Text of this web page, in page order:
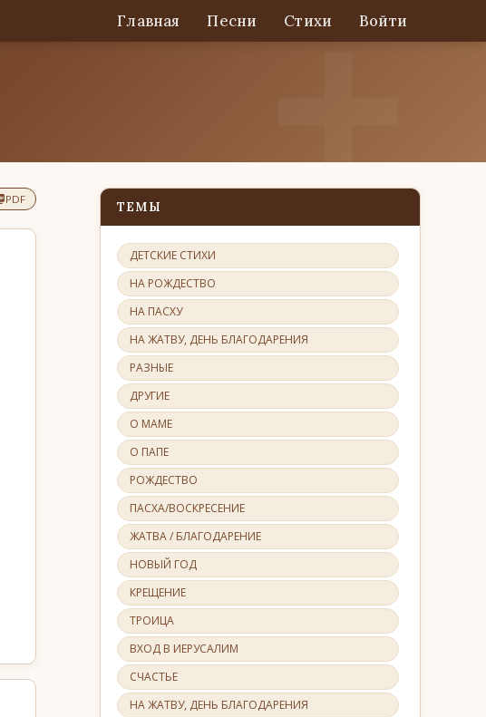
Главная Песни Стихи Войти
PDF
ТЕМЫ
ДЕТСКИЕ СТИХИ
НА РОЖДЕСТВО
НА ПАСХУ
НА ЖАТВУ, ДЕНЬ БЛАГОДАРЕНИЯ
РАЗНЫЕ
ДРУГИЕ
О МАМЕ
О ПАПЕ
РОЖДЕСТВО
ПАСХА/ВОСКРЕСЕНИЕ
ЖАТВА / БЛАГОДАРЕНИЕ
НОВЫЙ ГОД
КРЕЩЕНИЕ
ТРОИЦА
ВХОД В ИЕРУСАЛИМ
СЧАСТЬЕ
НА ЖАТВУ, ДЕНЬ БЛАГОДАРЕНИЯ